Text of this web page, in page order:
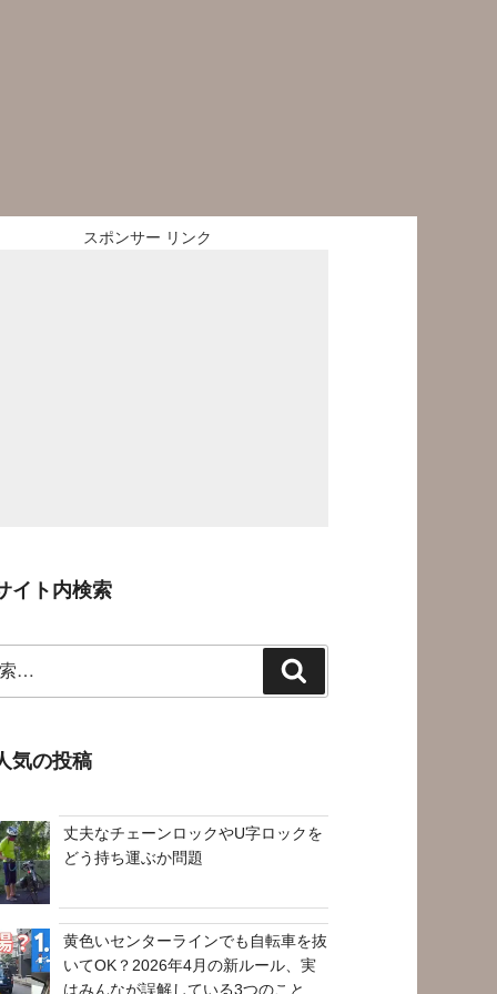
スポンサー リンク
イト内検索
索
気の投稿
丈夫なチェーンロックやU字ロックを
どう持ち運ぶか問題
黄色いセンターラインでも自転車を抜
いてOK？2026年4月の新ルール、実
はみんなが誤解している3つのこと